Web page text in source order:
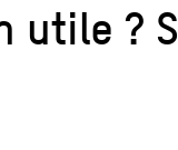
utile ?